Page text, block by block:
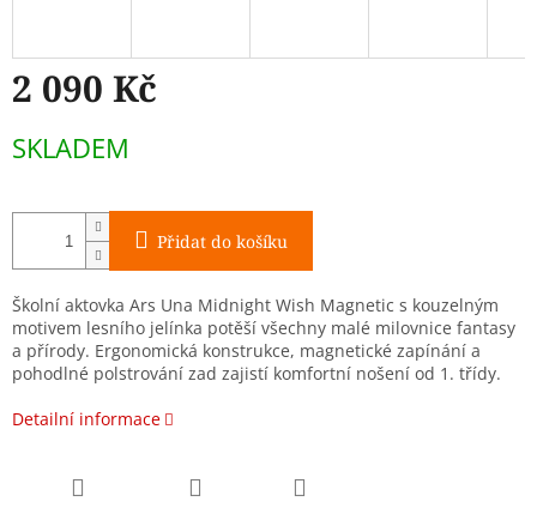
2 090 Kč
cena:
SKLADEM
Přidat do košíku
Školní aktovka Ars Una Midnight Wish Magnetic s kouzelným
motivem lesního jelínka potěší všechny malé milovnice fantasy
a přírody. Ergonomická konstrukce, magnetické zapínání a
pohodlné polstrování zad zajistí komfortní nošení od 1. třídy.
Detailní informace